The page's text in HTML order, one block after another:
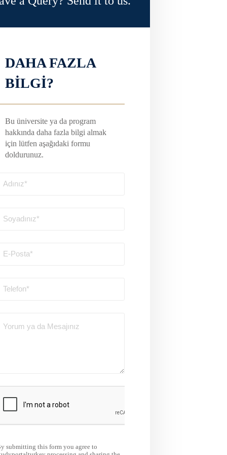
DAHA FAZLA
BİLGİ?
Bu üniversite ya da program
hakkında daha fazla bilgi almak
için lütfen aşağıdaki formu
doldurunuz.
submitting this form you agree to